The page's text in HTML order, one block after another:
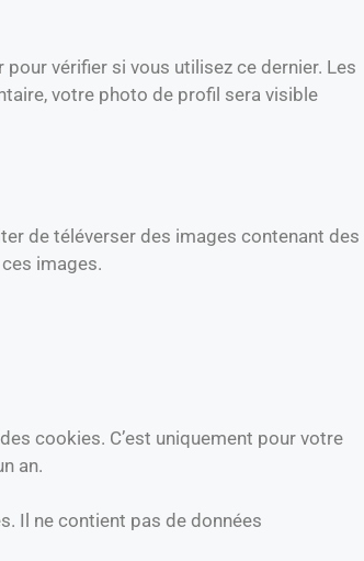
vérifier si vous utilisez ce dernier. Les
votre photo de profil sera visible
de téléverser des images contenant des
images.
cookies. C’est uniquement pour votre
an.
Il ne contient pas de données